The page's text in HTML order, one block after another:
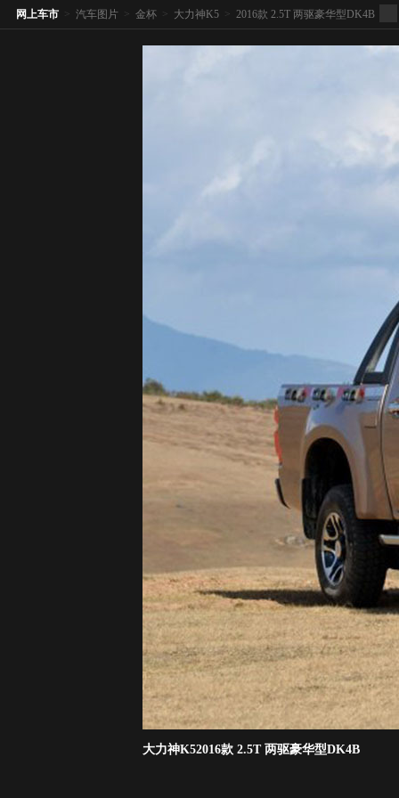
网上车市 > 汽车图片 > 金杯 > 大力神K5 > 2016款 2.5T 两驱豪华型DK4B
大力神K52016款 2.5T 两驱豪华型DK4B